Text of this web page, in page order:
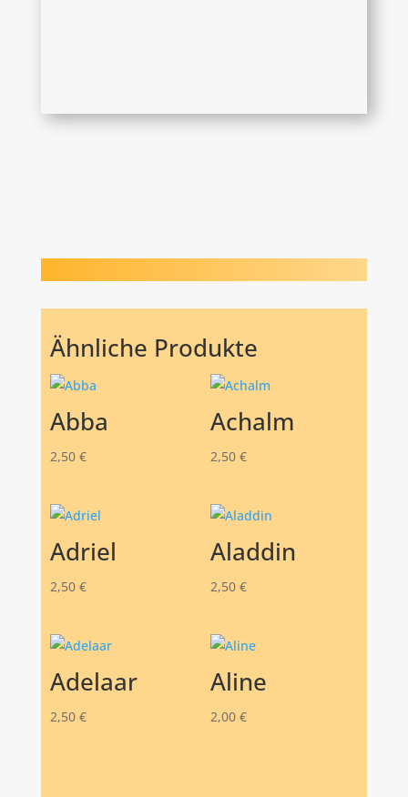
Ähnliche Produkte
Abba
2,50 €
Achalm
2,50 €
Adriel
2,50 €
Aladdin
2,50 €
Adelaar
2,50 €
Aline
2,00 €